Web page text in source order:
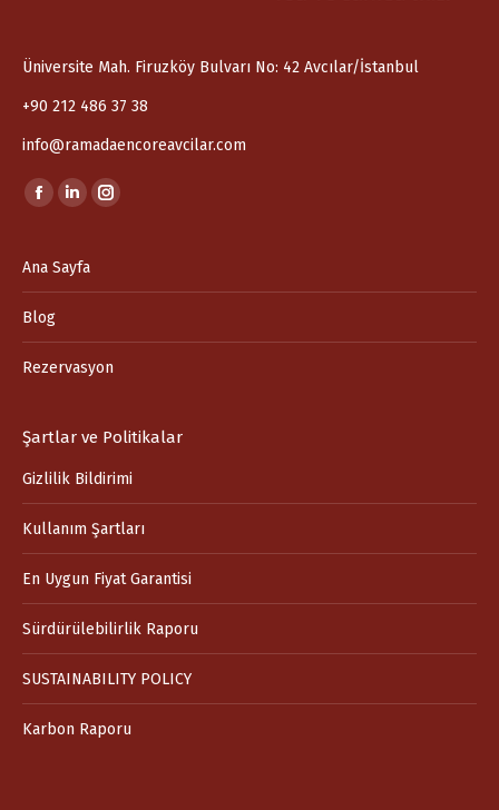
Üniversite Mah. Firuzköy Bulvarı No: 42 Avcılar/İstanbul
+90 212 486 37 38
info@ramadaencoreavcilar.com
Find us on:
Facebook
opens
in
new
Linkedin
opens
in
Instagram
in
Ana Sayfa
Blog
Rezervasyon
Şartlar ve Politikalar
Gizlilik Bildirimi
Kullanım Şartları
En Uygun Fiyat Garantisi
Sürdürülebilirlik Raporu
SUSTAINABILITY POLICY
Karbon Raporu